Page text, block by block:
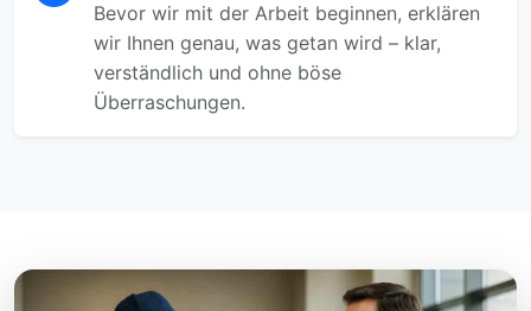
Bevor wir mit der Arbeit beginnen, erklären
wir Ihnen genau, was getan wird – klar,
verständlich und ohne böse
Überraschungen.